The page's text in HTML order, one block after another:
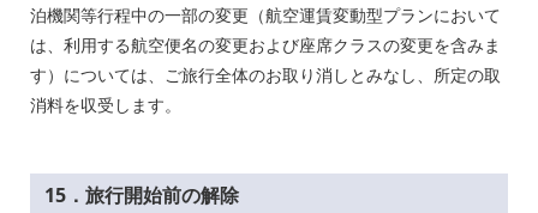
泊機関等行程中の一部の変更（航空運賃変動型プランにおいて
は、利用する航空便名の変更および座席クラスの変更を含みま
す）については、ご旅行全体のお取り消しとみなし、所定の取
消料を収受します。
15．旅行開始前の解除